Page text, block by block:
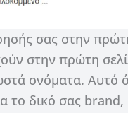
σας στην
στην πρώτη
ονόματα. Αυτό
το δικό σας brand,